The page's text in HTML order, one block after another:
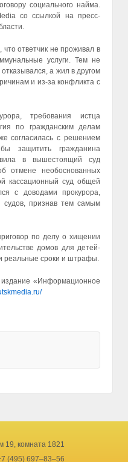
социального найма.
со ссылкой на пресс-
ответчик не проживал в
услуги. Тем не
а жил в другом
и из-за конфликта с
требования истца
по гражданским делам
согласилась с решением
защитить гражданина
в вышестоящий суд
отмене необоснованных
кассационный суд общей
с доводами прокурора,
признав тем самым
по делу о хищении
домов для детей-
реальные сроки и штрафы.
«Информационное
19, комната 1821
(495) 697–83–56